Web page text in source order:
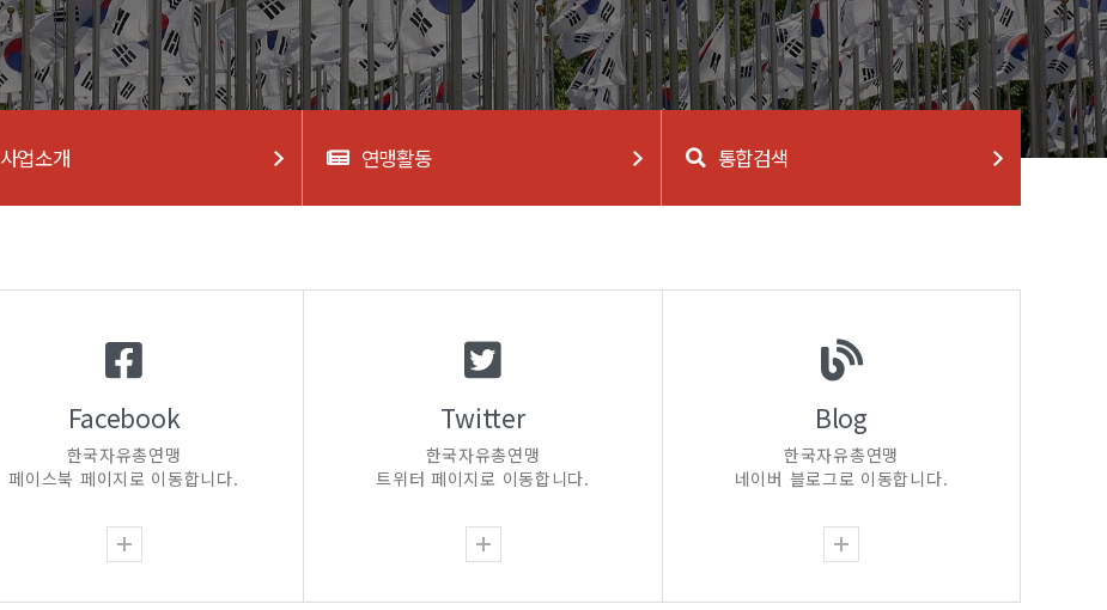
사업소개 연맹활동 통합검색
Facebook
한국자유총연맹
페이스북 페이지로 이동합니다.
Twitter
한국자유총연맹
트위터 페이지로 이동합니다.
Blog
한국자유총연맹
네이버 블로그로 이동합니다.